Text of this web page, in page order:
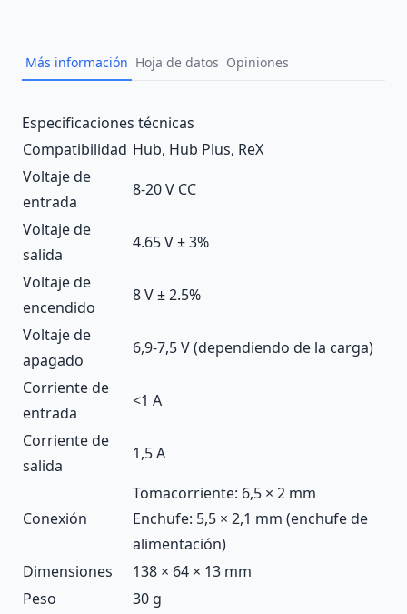
Más información Hoja de datos Opiniones
Description
Especificaciones técnicas
Compatibilidad Hub, Hub Plus, ReX
Voltaje de
entrada
8-20 V CC
Voltaje de
salida
4.65 V ± 3%
Voltaje de
encendido
8 V ± 2.5%
Voltaje de
apagado
6,9-7,5 V (dependiendo de la carga)
Corriente de
entrada
<1 А
Corriente de
salida
1,5 А
Conexión
Tomacorriente: 6,5 × 2 mm
Enchufe: 5,5 × 2,1 mm (enchufe de
alimentación)
Dimensiones
138 × 64 × 13 mm
Peso
30 g